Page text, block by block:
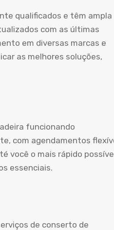
qualificados e têm ampla
com as últimas
em diversas marcas e
as melhores soluções,
funcionando
com agendamentos
você o mais rápido
essenciais.
de conserto de